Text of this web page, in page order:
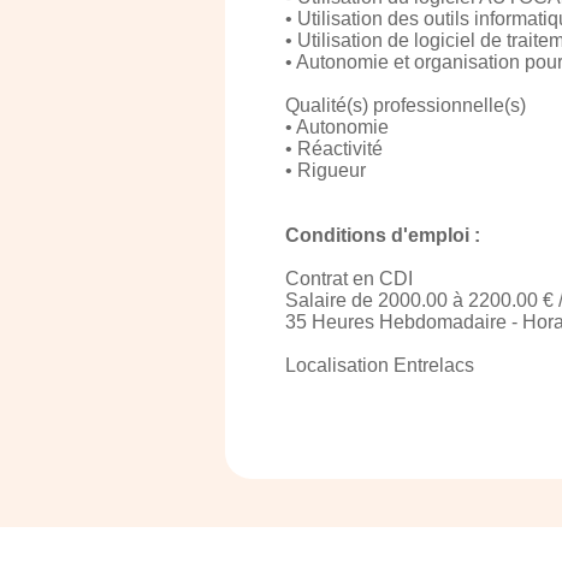
• Utilisation des outils
• Utilisation de logiciel de
• Autonomie et organisation
Qualité(s) professionnelle(s)
• Autonomie
• Réactivité
• Rigueur
Conditions d'emploi :
Contrat en CDI
Salaire de 2000.00 à 2200.00 €
35 Heures Hebdomadaire -
Localisation Entrelacs